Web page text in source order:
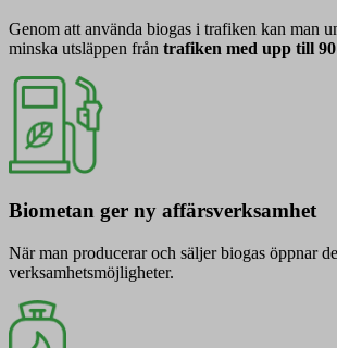
Genom att använda biogas i trafiken kan man
minska utsläppen från trafiken med upp till
Biometan ger ny affärsverksamhet
När man producerar och säljer biogas öppnar
verksamhetsmöjligheter.